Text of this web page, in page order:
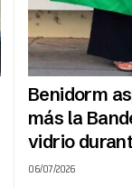
Benidorm
más la
vidrio
06/07/2026